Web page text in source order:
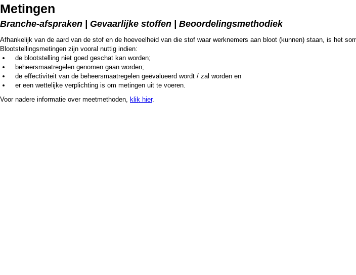
Metingen
Branche-afspraken | Gevaarlijke stoffen | Beoordelingsmethodiek
Afhankelijk van de aard van de stof en de hoeveelheid van die stof waar werknemers aan bloot (kunnen) staan, is het
Blootstellingsmetingen zijn vooral nuttig indien:
de blootstelling niet goed geschat kan worden;
beheersmaatregelen genomen gaan worden;
de effectiviteit van de beheersmaatregelen geëvalueerd wordt / zal worden en
er een wettelijke verplichting is om metingen uit te voeren.
Voor nadere informatie over meetmethoden, klik hier.